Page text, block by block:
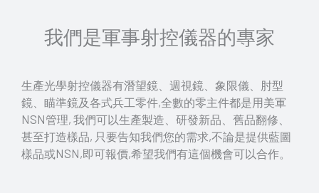
我們是軍事射控儀器的專家
生產光學射控儀器有潛望鏡、週視鏡、象限儀、肘型
鏡、瞄準鏡及各式兵工零件,全數的零主件都是用美軍
NSN管理, 我們可以生產製造、研發新品、舊品翻修、
甚至打造樣品, 只要告知我們您的需求,不論是提供藍圖
樣品或NSN,即可報價,希望我們有這個機會可以合作。